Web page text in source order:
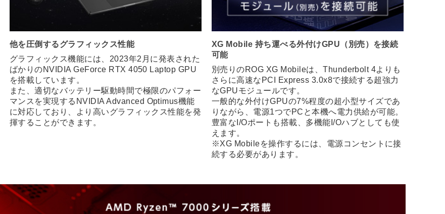
他を圧倒するグラフィックス性能
グラフィックス機能には、2023年2月に発表された
ばかりのNVIDIA GeForce RTX 4050 Laptop GPU
を搭載しています。
また、適切なバッテリー駆動時間で極限のパフォー
マンスを実現するNVIDIA Advanced Optimus機能
に対応しており、より高いグラフィックス性能を発
揮することができます。
XG Mobile 持ち運べる外付けGPU（別売）を接続
可能
別売りのROG XG Mobileは、Thunderbolt 4よりも
さらに高速なPCI Express 3.0x8で接続する超強力
なGPUモジュールです。
一般的な外付けGPUの7%程度の超小型サイズであ
りながら、電源1つでPCと本機へ電力供給が可能。
豊富なI/Oポートも搭載、多機能I/Oハブとしても使
えます。
※XG Mobileを操作するには、電源コンセントに接
続する必要があります。